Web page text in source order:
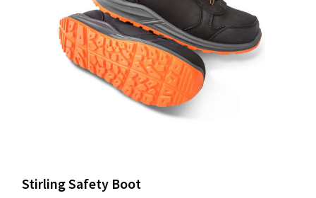
Stirling Safety Boot